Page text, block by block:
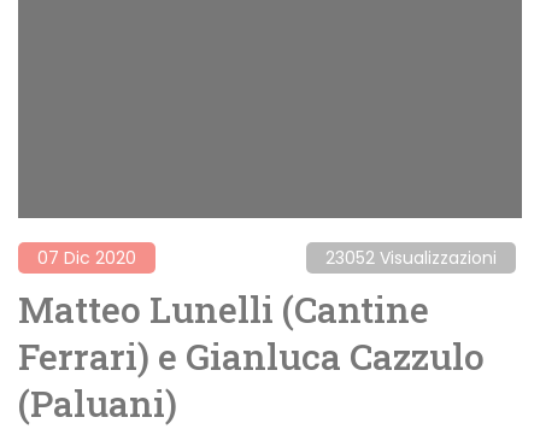
07 Dic 2020 23052 Visualizzazioni
Matteo Lunelli (Cantine
Ferrari) e Gianluca Cazzulo
(Paluani)